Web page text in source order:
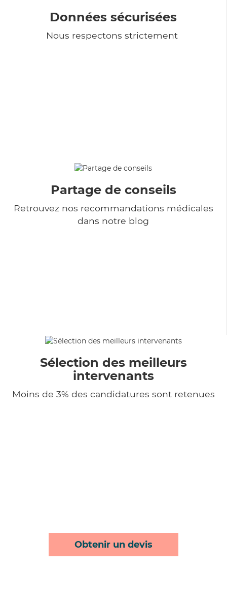
Données sécurisées
Nous respectons strictement
Partage de conseils
Retrouvez nos recommandations médicales
dans notre blog
Sélection des meilleurs
intervenants
Moins de 3% des candidatures sont retenues
Obtenir un devis